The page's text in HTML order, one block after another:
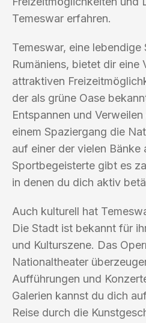
Temeswar erfahren.
Temeswar, eine lebendige
Rumäniens, bietet dir eine
attraktiven
der als grüne Oase
Entspannen und
einem Spaziergang die
auf einer der vielen Bänke
Sportbegeisterte gibt es
in denen du dich aktiv
Auch kulturell hat
Die Stadt ist bekannt für
und Kulturszene. Das
Nationaltheater
Aufführungen und
Galerien kannst du dich
Reise durch die